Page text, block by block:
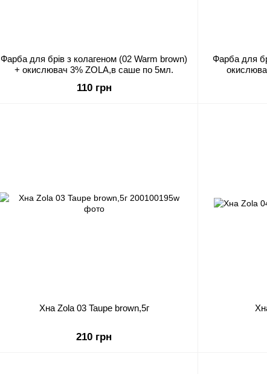
Фарба для брів з колагеном (02 Warm brown)
+ окислювач 3% ZOLA,в саше по 5мл.
110 грн
Фарба для
Хна Zola 03 Taupe brown,5г
210 грн